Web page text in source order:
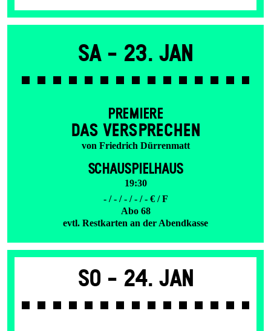
Sa - 23. Jan
PREMIERE
DAS VER­SPRECHEN
von Friedrich Dürrenmatt
SCHAUSPIELHAUS
19:30
- / - / - / - / - € / F
Abo 68
evtl. Restkarten an der Abendkasse
So - 24. Jan